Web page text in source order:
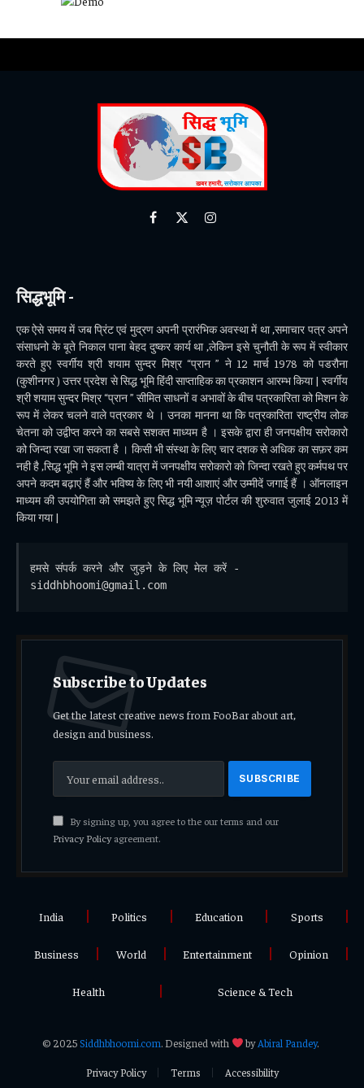
Facebook
X
Instagram
सिद्धभूमि -
एक ऐसे समय में जब प्रिंट एवं मुद्रण अपनी प्रारंभिक अवस्था में था ,समाचार पत्र अपने
संसाधनो के बूते निकाल पाना बेहद दुष्कर कार्य था ,लेकिन इसे चुनौती के रूप में स्वीकार
करते हुए स्वर्गीय श्री शयाम सुन्दर मिश्र “प्रान ” ने 12 मार्च 1978 को पडरौना
(कुशीनगर ) उत्तर प्रदेश से सिद्ध भूमि हिंदी साप्ताहिक का प्रकाशन आरम्भ किया | स्वर्गीय
श्री शयाम सुन्दर मिश्र “प्रान ” सीमित साधनों व अभावों के बीच पत्रकारिता को मिशन के
रूप में लेकर चलने वाले पत्रकार थे । उनका मानना था कि पत्रकारिता राष्ट्रीय लोक
चेतना को उद्वीप्त करने का सबसे सशक्त माध्यम है । इसके द्वारा ही जनपक्षीय सरोकारो
को जिन्दा रखा जा सकता है । किसी भी संस्था के लिए चार दशक से अधिक का सफ़र कम
नही है ,सिद्ध भूमि ने इस लम्बी यात्रा में जनपक्षीय सरोकारो को जिन्दा रखते हुए कर्मपथ पर
अपने कदम बढ़ाएं हैं और भविष्य के लिए भी नयी आशाएं और उम्मीदें जगाई हैं । ऑनलाइन
माध्यम की उपयोगिता को समझते हुए सिद्ध भूमि न्यूज़ पोर्टल की शुरुवात जुलाई 2013 में
किया गया |
हमसे संपर्क करने और जुड़ने के लिए मेल करें -
siddhbhoomi@gmail.com
Subscribe to Updates
Get the latest creative news from FooBar about art,
design and business.
By signing up, you agree to the our terms and our
Privacy Policyagreement.
India Politics Education Sports
Business World Entertainment Opinion
Health Science & Tech
© 2025Siddhbhoomi.com. Designed with byAbiral Pandey.
Privacy Policy Terms Accessibility